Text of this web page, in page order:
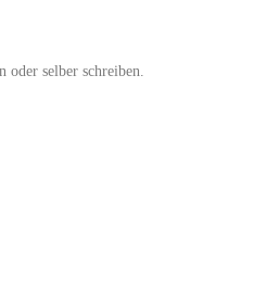
selber schreiben.